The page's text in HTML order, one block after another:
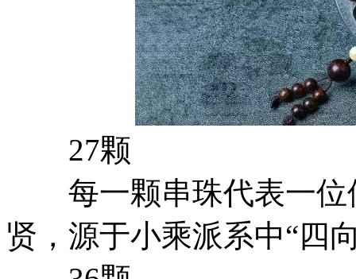
27颗
每一颗串珠代表一位
贤，源于小乘派系中“四